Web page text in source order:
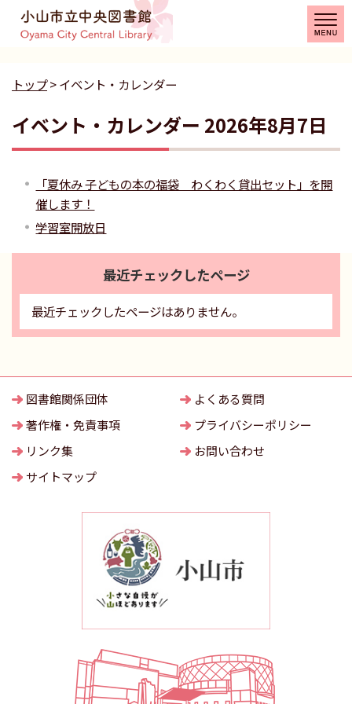
トップ> イベント・カレンダー
イベント・カレンダー 2026年8月7日
「夏休み 子どもの本の福袋 わくわく貸出セット」を開
催します！
学習室開放日
最近チェックしたページ
最近チェックしたページはありません。
図書館関係団体
よくある質問
著作権・免責事項
プライバシーポリシー
リンク集
お問い合わせ
サイトマップ